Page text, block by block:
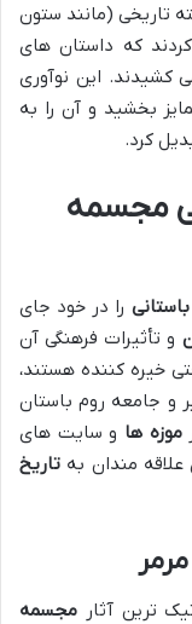
تاریخی (مانند ستون
که داستان های
کشیدند. این نوآوری
بخشید و آن را به
کرد.
مجسمه
را در خود جای
و تأثیرات فرهنگی آن
خیره کننده هستند،
و جامعه روم باستان
موزه ها و سایت های
مندان به تاریخ
ترین آثار مجسمه